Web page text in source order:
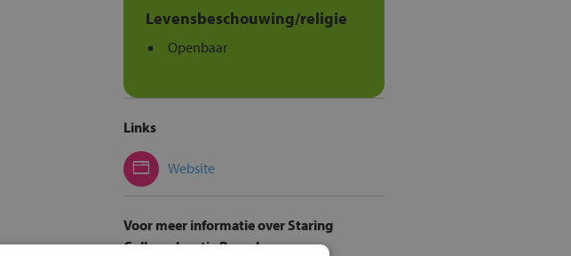
Levensbeschouwing/religie
Openbaar
Links
Website
Voor meer informatie over Staring
College, locatie Borculo